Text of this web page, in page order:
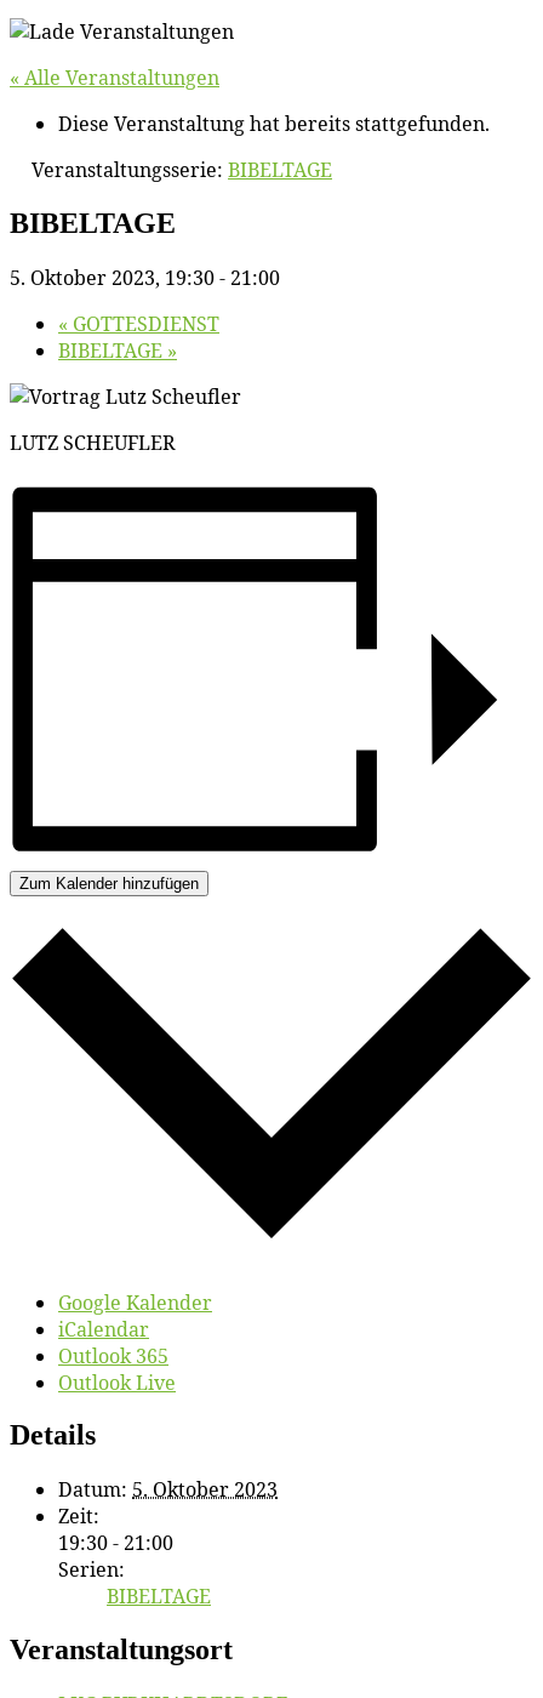
« Alle Veranstaltungen
Diese Veranstaltung hat bereits stattgefunden.
Veranstaltungsserie: BIBELTAGE
BIBELTAGE
5. Oktober 2023, 19:30- 21:00
« GOTTESDIENST
BIBELTAGE »
LUTZ SCHEUFLER
Zum Kalender hinzufügen
Google Kalender
iCalendar
Outlook 365
Outlook Live
Details
Datum: 5. Oktober 2023
Zeit:
19:30 - 21:00
Serien:
BIBELTAGE
Veranstaltungsort